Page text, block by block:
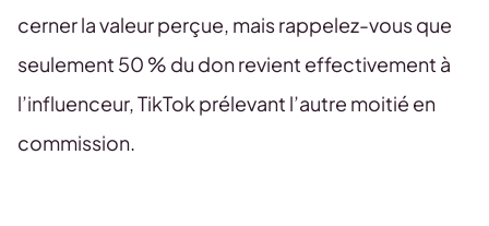
cerner la valeur perçue, mais rappelez-vous que
seulement 50 % du don revient effectivement à
l’influenceur, TikTok prélevant l’autre moitié en
commission.